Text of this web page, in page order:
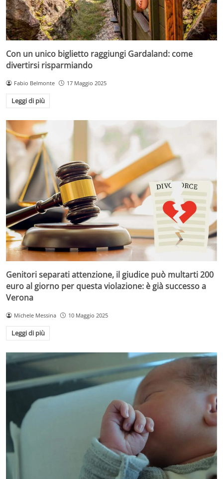
Con un unico biglietto raggiungi Gardaland: come
divertirsi risparmiando
Fabio Belmonte 17 Maggio 2025
Leggi di più
Genitori separati attenzione, il giudice può multarti 200
euro al giorno per questa violazione: è già successo a
Verona
Michele Messina 10 Maggio 2025
Leggi di più